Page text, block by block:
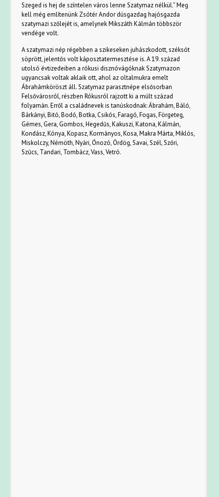
Szeged is hej de színtelen város lenne Szatymaz nélkül.” Meg
kell még említenünk Zsótér Andor dúsgazdag hajósgazda
szatymazi szőlejét is, amelynek Mikszáth Kálmán többször
vendége volt.
A szatymazi nép régebben a szikeseken juhászkodott, széksót
söprött, jelentős volt káposztatermesztése is. A 19. század
utolsó évtizedeiben a rókusi disznóvágóknak Szatymazon
ugyancsak voltak aklaik ott, ahol az oltalmukra emelt
Ábrahámköröszt áll. Szatymaz parasztnépe elsősorban
Felsővárosról, részben Rókusról rajzott ki a múlt század
folyamán. Erről a családnevek is tanúskodnak: Ábrahám, Báló,
Bárkányi, Bitó, Bodó, Botka, Csikós, Faragó, Fogas, Förgeteg,
Gémes, Gera, Gombos, Hegedűs, Kakuszi, Katona, Kálmán,
Kondász, Kónya, Kopasz, Kormányos, Kosa, Makra Márta, Miklós,
Miskolczy, Némöth, Nyári, Ónozó, Ördög, Savai, Szél, Szőri,
Szűcs, Tandari, Tombácz, Vass, Vetró.